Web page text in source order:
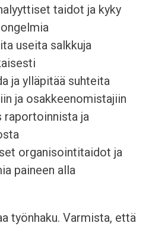
taidot ja kyky
useita salkkuja
ja ylläpitää suhteita
ja osakkeenomistajiin
raportoinnista ja
organisointitaidot ja
paineen alla
työnhaku. Varmista, että